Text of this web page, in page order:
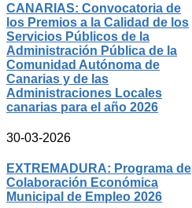
CANARIAS: Convocatoria de
los Premios a la Calidad de los
Servicios Públicos de la
Administración Pública de la
Comunidad Autónoma de
Canarias y de las
Administraciones Locales
canarias para el año 2026
30-03-2026
EXTREMADURA: Programa de
Colaboración Económica
Municipal de Empleo 2026